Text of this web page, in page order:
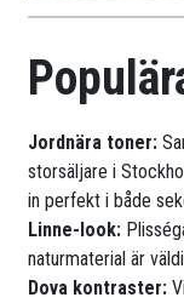
Jordnära toner:
storsäljare i
in perfekt i både
Linne-look:
naturmaterial är
Dova kontraster: